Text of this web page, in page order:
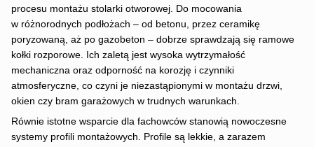
procesu montażu stolarki otworowej. Do mocowania
w różnorodnych podłożach – od betonu, przez ceramikę
poryzowaną, aż po gazobeton – dobrze sprawdzają się ramowe
kołki rozporowe. Ich zaletą jest wysoka wytrzymałość
mechaniczna oraz odporność na korozję i czynniki
atmosferyczne, co czyni je niezastąpionymi w montażu drzwi,
okien czy bram garażowych w trudnych warunkach.
Równie istotne wsparcie dla fachowców stanowią nowoczesne
systemy profili montażowych. Profile są lekkie, a zarazem